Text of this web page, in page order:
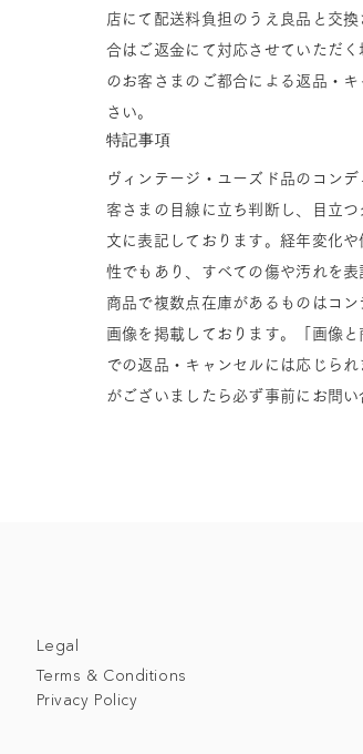
店にて配送料負担のうえ良品と交
合はご返金にて対応させていただ
のお客さまのご都合による返品・
さい。
特記事項
ヴィンテージ・ユーズド品のコン
客さまの目線に立ち判断し、目立
文に表記しております。経年変化
性でもあり、すべての傷や汚れを
商品で複数点在庫があるものはコ
画像を掲載しております。「画像
での返品・キャンセルには応じら
がございましたら必ず事前にお問い
Legal
Terms & Conditions
Privacy Policy